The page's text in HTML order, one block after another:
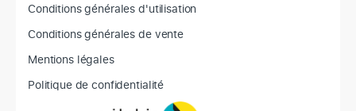
Conditions générales d'utilisation
Conditions générales de vente
Mentions légales
Politique de confidentialité